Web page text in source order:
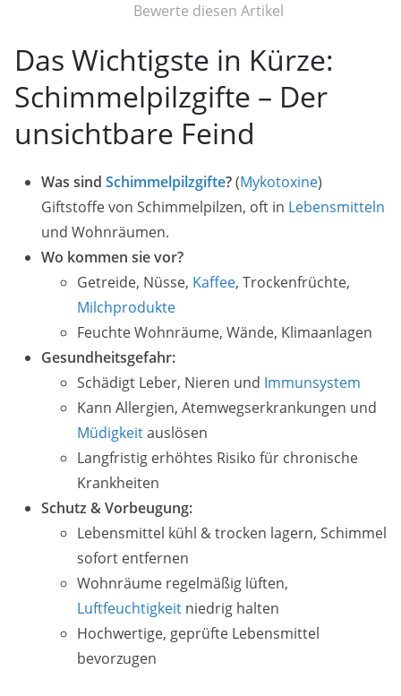
Bewerte diesen Artikel
Das Wichtigste in Kürze:
Schimmelpilzgifte – Der
unsichtbare Feind
Was sind Schimmelpilzgifte?(Mykotoxine)
Giftstoffe von Schimmelpilzen, oft in Lebensmitteln
und Wohnräumen.
Wo kommen sie vor?
Getreide, Nüsse, Kaffee, Trockenfrüchte,
Milchprodukte
Feuchte Wohnräume, Wände, Klimaanlagen
Gesundheitsgefahr:
Schädigt Leber, Nieren und Immunsystem
Kann Allergien, Atemwegserkrankungen und
Müdigkeitauslösen
Langfristig erhöhtes Risiko für chronische
Krankheiten
Schutz & Vorbeugung:
Lebensmittel kühl & trocken lagern, Schimmel
sofort entfernen
Wohnräume regelmäßig lüften,
Luftfeuchtigkeit niedrig halten
Hochwertige, geprüfte Lebensmittel
bevorzugen